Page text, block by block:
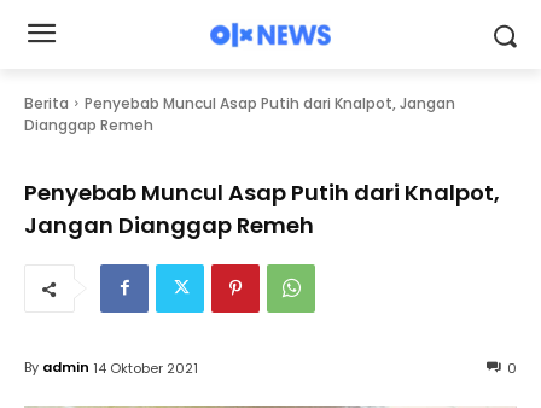
Berita
Penyebab Muncul Asap Putih dari Knalpot, Jangan
Dianggap Remeh
Penyebab Muncul Asap Putih dari Knalpot,
Jangan Dianggap Remeh
0
By admin 14 Oktober 2021